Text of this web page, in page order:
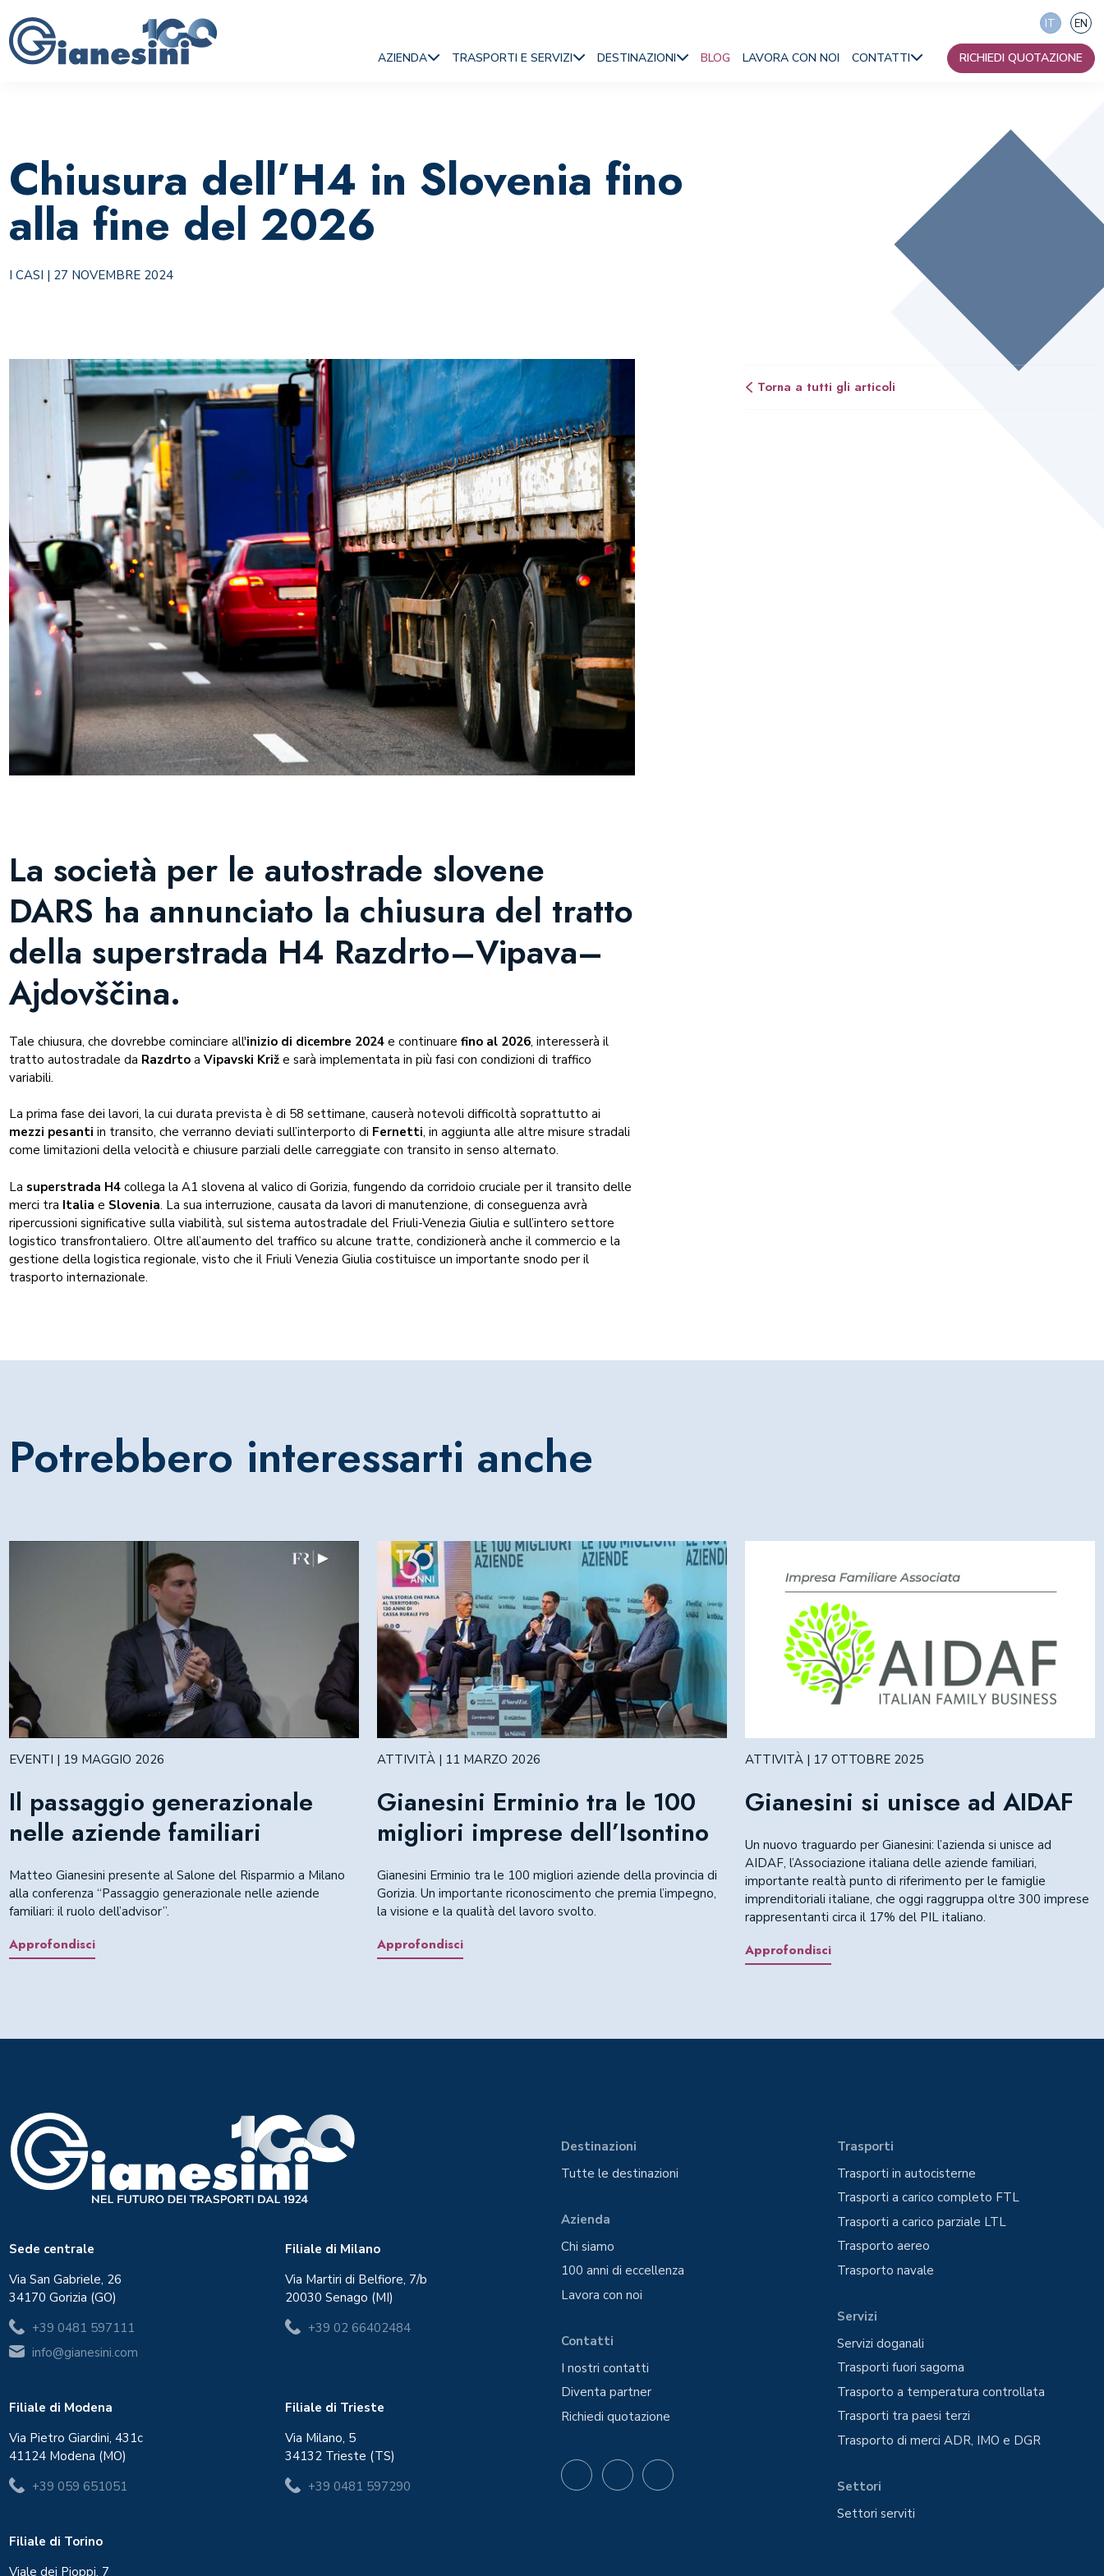
AZIENDA TRASPORTI E SERVIZI DESTINAZIONI BLOG LAVORA CON NOI CONTATTI RICHIEDI QUOTAZIONE
IT EN
Chiusura dell’H4 in Slovenia fino
alla fine del 2026
I CASI | 27 NOVEMBRE 2024
La società per le autostrade slovene
DARS ha annunciato la chiusura del tratto
della superstrada H4 Razdrto–Vipava–
Ajdovščina.
Tale chiusura, che dovrebbe cominciare all'inizio di dicembre 2024 e continuarefino al 2026, interesserà il
tratto autostradale da Razdrto aVipavski Križ e sarà implementata in più fasi con condizioni di traffico
variabili.
La prima fase dei lavori, la cui durata prevista è di 58 settimane, causerà notevoli difficoltà soprattutto ai
mezzi pesanti in transito, che verranno deviati sull’interporto di Fernetti, in aggiunta alle altre misure stradali
come limitazioni della velocità e chiusure parziali delle carreggiate con transito in senso alternato.
La superstrada H4 collega la A1 slovena al valico di Gorizia, fungendo da corridoio cruciale per il transito delle
merci tra Italiae Slovenia. La sua interruzione, causata da lavori di manutenzione, di conseguenza avrà
ripercussioni significative sulla viabilità, sul sistema autostradale del Friuli-Venezia Giulia e sull’intero settore
logistico transfrontaliero. Oltre all’aumento del traffico su alcune tratte, condizionerà anche il commercio e la
gestione della logistica regionale, visto che il Friuli Venezia Giulia costituisce un importante snodo per il
trasporto internazionale.
Torna a tutti gli articoli
Potrebbero interessarti anche
EVENTI | 19 MAGGIO 2026
Il passaggio generazionale
nelle aziende familiari
Matteo Gianesini presente al Salone del Risparmio a Milano
alla conferenza “Passaggio generazionale nelle aziende
familiari: il ruolo dell’advisor”.
Approfondisci
ATTIVITÀ | 11 MARZO 2026
Gianesini Erminio tra le 100
migliori imprese dell’Isontino
Gianesini Erminio tra le 100 migliori aziende della provincia di
Gorizia. Un importante riconoscimento che premia l’impegno,
la visione e la qualità del lavoro svolto.
Approfondisci
ATTIVITÀ | 17 OTTOBRE 2025
Gianesini si unisce ad AIDAF
Un nuovo traguardo per Gianesini: l’azienda si unisce ad
AIDAF, l’Associazione italiana delle aziende familiari,
importante realtà punto di riferimento per le famiglie
imprenditoriali italiane, che oggi raggruppa oltre 300 imprese
rappresentanti circa il 17% del PIL italiano.
Approfondisci
Destinazioni
Tutte le destinazioni
Azienda
Chi siamo
100 anni di eccellenza
Lavora con noi
Contatti
I nostri contatti
Diventa partner
Richiedi quotazione
Trasporti
Trasporti in autocisterne
Trasporti a carico completo FTL
Trasporti a carico parziale LTL
Trasporto aereo
Trasporto navale
Servizi
Servizi doganali
Trasporti fuori sagoma
Trasporto a temperatura controllata
Trasporti tra paesi terzi
Trasporto di merci ADR, IMO e DGR
Settori
Settori serviti
Sede centrale
Via San Gabriele, 26
34170 Gorizia (GO)
+39 0481 597111
info@gianesini.com
Filiale di Milano
Via Martiri di Belfiore, 7/b
20030 Senago (MI)
+39 02 66402484
Filiale di Modena
Via Pietro Giardini, 431c
41124 Modena (MO)
+39 059 651051
Filiale di Trieste
Via Milano, 5
34132 Trieste (TS)
+39 0481 597290
Filiale di Torino
Viale dei Pioppi, 7